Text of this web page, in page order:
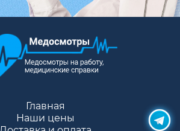
Главная
Наши цены